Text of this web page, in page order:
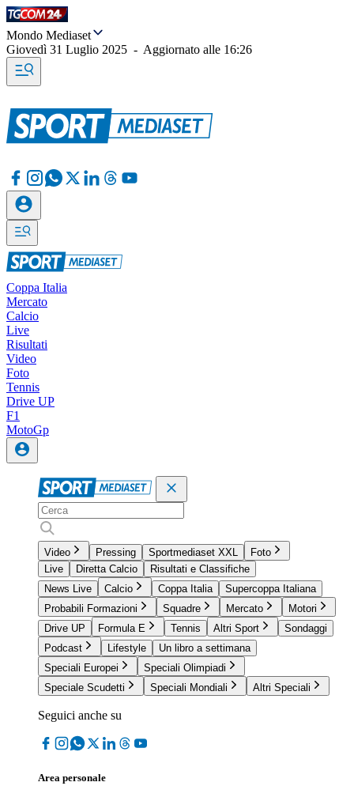
Mondo Mediaset
Giovedì 31 Luglio 2025 - Aggiornato alle 16:26
Coppa Italia
Mercato
Calcio
Live
Risultati
Video
Foto
Tennis
Drive UP
F1
MotoGp
Video Pressing Sportmediaset XXL
Foto
Live
Diretta Calcio
Risultati e Classifiche
News Live
Calcio Coppa Italia
Supercoppa Italiana
Probabili Formazioni
Squadre Mercato
Motori
Drive UP
Formula E Tennis Altri Sport
Sondaggi
Podcast
Lifestyle
Un libro a settimana
Speciali Europei
Speciali Olimpiadi
Speciale Scudetti
Speciali Mondiali Altri Speciali
Seguici anche su
Area personale